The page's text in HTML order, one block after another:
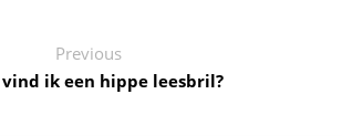
Previous
ik een hippe leesbril?